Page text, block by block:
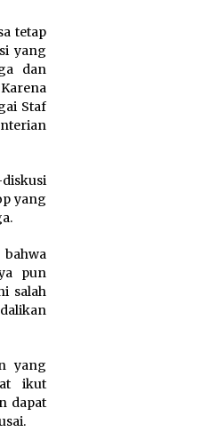
tetap
yang
dan
Staf
yang
pun
salah
yang
ikut
dapat